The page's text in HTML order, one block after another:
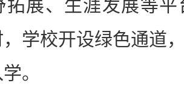
拓展、生涯发展等
学校开设绿色通道
。